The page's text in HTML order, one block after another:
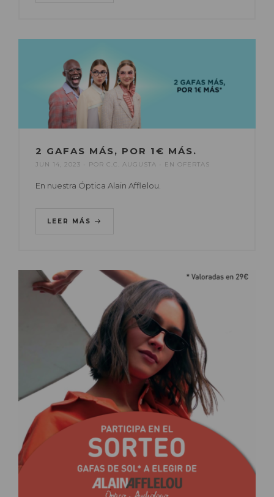
2 GAFAS MÁS, POR 1€ MÁS.
JUN 14, 2023 POR C.C. AUGUSTA EN OFERTAS
En nuestra Óptica Alain Afflelou.
LEER MÁS